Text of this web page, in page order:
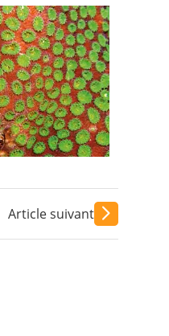
Article suivant